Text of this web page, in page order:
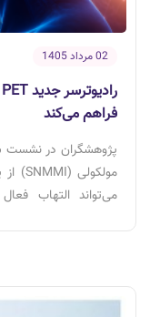
02 مرداد 1405
فراهم می‌کند
پژوهشگران در نشست
می‌تواند التهاب